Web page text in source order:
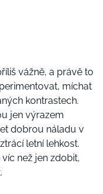
vážně, a právě to
míchat
kontrastech.
jen výrazem
dobrou náladu v
letní lehkost.
než jen zdobit,